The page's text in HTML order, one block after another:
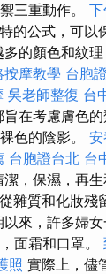
三重動作。
的公式，可以
的顏色和紋
按摩教學 台胞
吳老師整復 台
在考慮膚色
色的陰影。
台胞證台北 台
，保濕，再生
雜質和化妝殘
來，許多婦
面霜和口罩。
照 實際上，儘